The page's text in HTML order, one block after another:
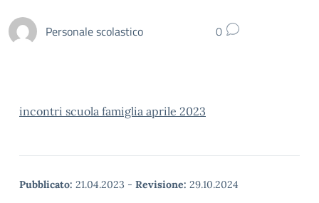
Personale scolastico 0
incontri scuola famiglia aprile 2023
Pubblicato: 21.04.2023 - Revisione: 29.10.2024